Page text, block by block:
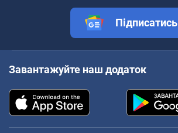
Підписатись
Завантажуйте наш додаток